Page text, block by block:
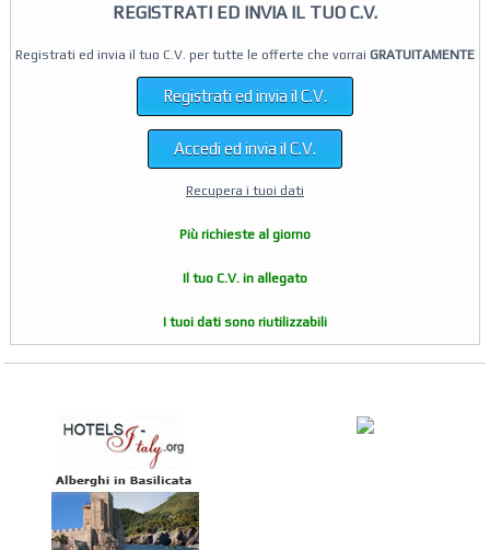
REGISTRATI ED INVIA IL TUO C.V.
Registrati ed invia il tuo C.V. per tutte le offerte che vorrai GRATUITAMENTE
Registrati ed invia il C.V.
Accedi ed invia il C.V.
Recupera i tuoi dati
Più richieste al giorno
Il tuo C.V. in allegato
I tuoi dati sono riutilizzabili